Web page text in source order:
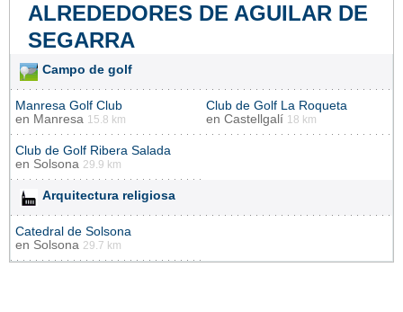
ALREDEDORES DE AGUILAR DE
SEGARRA
Campo de golf
Manresa Golf Club
en Manresa 15.8 km
Club de Golf La Roqueta
en Castellgalí 18 km
Club de Golf Ribera Salada
en Solsona 29.9 km
Arquitectura religiosa
Catedral de Solsona
en Solsona 29.7 km